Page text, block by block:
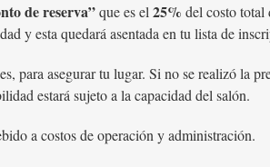
de reserva”que es el 25% del costo total
y esta quedará asentada en tu lista de
para asegurar tu lugar. Si no se realizó la
estará sujeto a la capacidad del salón.
a costos de operación y administración.